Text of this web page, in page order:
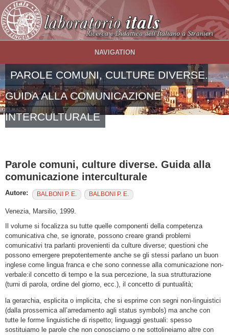
Salta al contenuto principale
NAVIGATION
PAROLE COMUNI, CULTURE DIVERSE.
GUIDA ALLA COMUNICAZIONE
INTERCULTURALE
Parole comuni, culture diverse. Guida alla
comunicazione interculturale
Autore: BALBONI P. E. BALBONI P. E.
Venezia, Marsilio, 1999.
Il volume si focalizza su tutte quelle componenti della competenza
comunicativa che, se ignorate, possono creare grandi problemi
comunicativi tra parlanti provenienti da culture diverse; questioni che
possono emergere prepotentemente anche se gli stessi parlano un buon
inglese come lingua franca e che sono connesse alla comunicazione non-
verbale:il concetto di tempo e la sua percezione, la sua strutturazione
(turni di parola, ordine del giorno, ecc.), il concetto di puntualità;
la gerarchia, esplicita o implicita, che si esprime con segni non-linguistici
(dalla prossemica all’arredamento agli status symbols) ma anche con
tutte le forme linguistiche di rispetto; linguaggi gestuali: spesso
sostituiamo le parole che non conosciamo o ne sottolineiamo altre con